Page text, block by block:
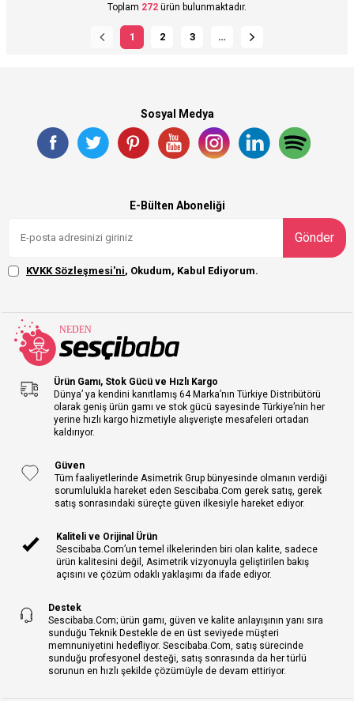
Toplam 272 ürün bulunmaktadır.
1 2 3 …
Sosyal Medya
E-Bülten Aboneliği
Gönder
KVKK Sözleşmesi'ni, Okudum, Kabul Ediyorum.
Ürün Gamı, Stok Gücü ve Hızlı Kargo
Dünya’ ya kendini kanıtlamış 64 Marka’nın Türkiye Distribütörü
olarak geniş ürün gamı ve stok gücü sayesinde Türkiye’nin her
yerine hızlı kargo hizmetiyle alışverişte mesafeleri ortadan
kaldırıyor.
Güven
Tüm faaliyetlerinde Asimetrik Grup bünyesinde olmanın verdiği
sorumlulukla hareket eden Sescibaba.Com gerek satış, gerek
satış sonrasındaki süreçte güven ilkesiyle hareket ediyor.
Kaliteli ve Orijinal Ürün
Sescibaba.Com’un temel ilkelerinden biri olan kalite, sadece
ürün kalitesini değil, Asimetrik vizyonuyla geliştirilen bakış
açısını ve çözüm odaklı yaklaşımı da ifade ediyor.
Destek
Sescibaba.Com; ürün gamı, güven ve kalite anlayışının yanı sıra
sunduğu Teknik Destekle de en üst seviyede müşteri
memnuniyetini hedefliyor. Sescibaba.Com, satış sürecinde
sunduğu profesyonel desteği, satış sonrasında da her türlü
sorunun en hızlı şekilde çözümüyle de devam ettiriyor.